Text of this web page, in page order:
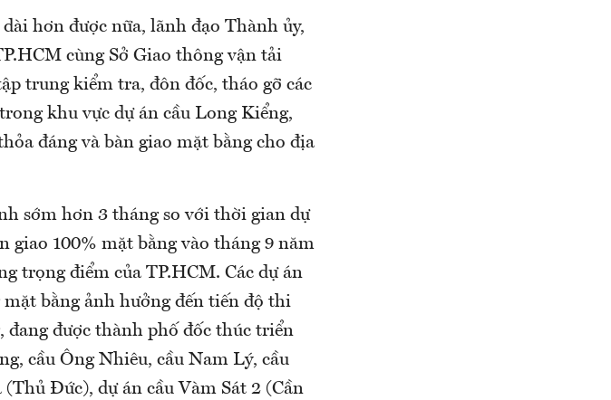
hơn được nữa, lãnh đạo Thành ủy,
cùng Sở Giao thông vận tải
trung kiểm tra, đôn đốc, tháo gỡ các
khu vực dự án cầu Long Kiểng,
đáng và bàn giao mặt bằng cho địa
sớm hơn 3 tháng so với thời gian dự
100% mặt bằng vào tháng 9 năm
trọng điểm của TP.HCM. Các dự án
bằng ảnh hưởng đến tiến độ thi
đang được thành phố đốc thúc triển
cầu Ông Nhiêu, cầu Nam Lý, cầu
Đức), dự án cầu Vàm Sát 2 (Cần